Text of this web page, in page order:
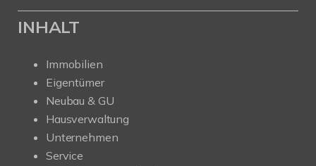
INHALT
Immobilien
Eigentümer
Neubau & GU
Hausverwaltung
Unternehmen
Service